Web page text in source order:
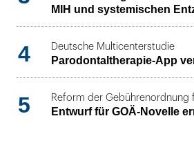
MIH und systemischen
4 Deutsche Multicenterstudie
Parodontaltherapie-App
5 Reform der Gebührenordnung
Entwurf für GOÄ-Novelle